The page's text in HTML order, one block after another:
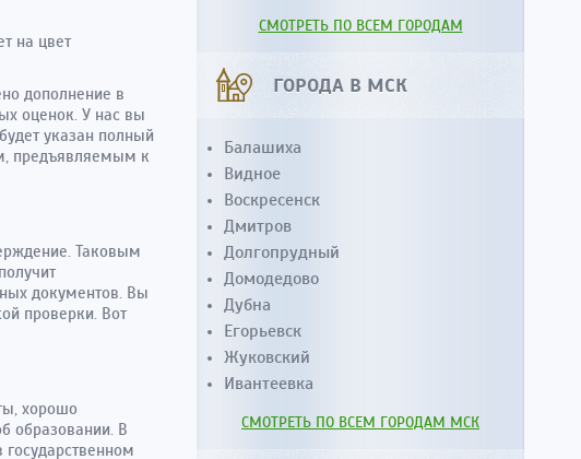
на цвет
дополнение в
оценок. У нас вы
указан полный
предъявляемым к
Таковым
документов. Вы
проверки. Вот
хорошо
образовании. В
СМОТРЕТЬ ПО ВСЕМ ГОРОДАМ
ГОРОДА В МСК
Балашиха
Видное
Воскресенск
Дмитров
Долгопрудный
Домодедово
Дубна
Егорьевск
Жуковский
Ивантеевка
СМОТРЕТЬ ПО ВСЕМ ГОРОДАМ МСК